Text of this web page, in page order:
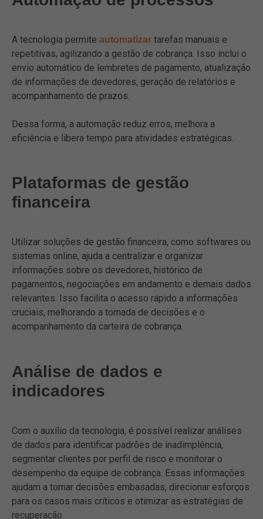
A tecnologia permite automatizar tarefas manuais e
repetitivas, agilizando a gestão de cobrança. Isso inclui o
envio automático de lembretes de pagamento, atualização
de informações de devedores, geração de relatórios e
acompanhamento de prazos.
Dessa forma, a automação reduz erros, melhora a
eficiência e libera tempo para atividades estratégicas.
Plataformas de gestão
financeira
Utilizar soluções de gestão financeira, como softwares ou
sistemas online, ajuda a centralizar e organizar
informações sobre os devedores, histórico de
pagamentos, negociações em andamento e demais dados
relevantes. Isso facilita o acesso rápido a informações
cruciais, melhorando a tomada de decisões e o
acompanhamento da carteira de cobrança.
Análise de dados e
indicadores
Com o auxílio da tecnologia, é possível realizar análises
de dados para identificar padrões de inadimplência,
segmentar clientes por perfil de risco e monitorar o
desempenho da equipe de cobrança. Essas informações
ajudam a tomar decisões embasadas, direcionar esforços
para os casos mais críticos e otimizar as estratégias de
recuperação.